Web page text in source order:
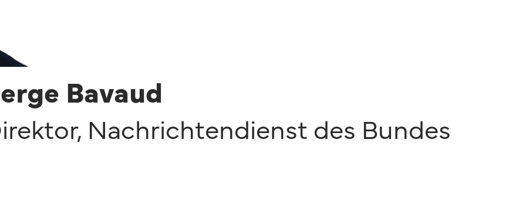
Bavaud
, Nachrichtendienst des Bundes